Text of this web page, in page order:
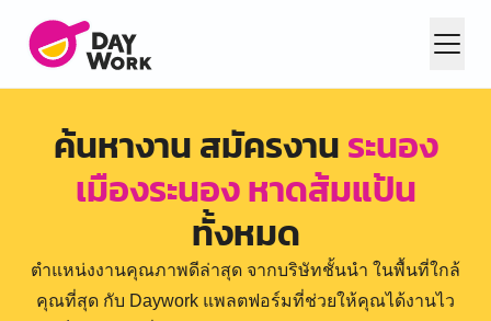
ค้นหางาน สมัครงานระนอง
เมืองระนอง หาดส้มแป้น
ทั้งหมด
ตำแหน่งงานคุณภาพดีล่าสุด จากบริษัทชั้นนำ ในพื้นที่ใกล้
คุณที่สุด กับ Daywork แพลตฟอร์มที่ช่วยให้คุณได้งานไว